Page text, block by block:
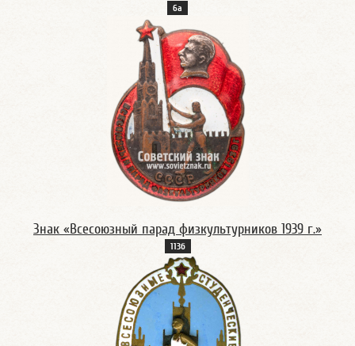
6а
Знак «Всесоюзный парад физкультурников 1939 г.»
113б